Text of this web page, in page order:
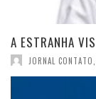
A ESTRANHA
JORNAL CONTATO